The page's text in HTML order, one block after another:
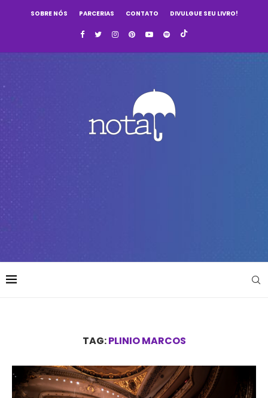
SOBRE NÓS PARCERIAS CONTATO DIVULGUE SEU LIVRO!
TAG:PLINIO MARCOS